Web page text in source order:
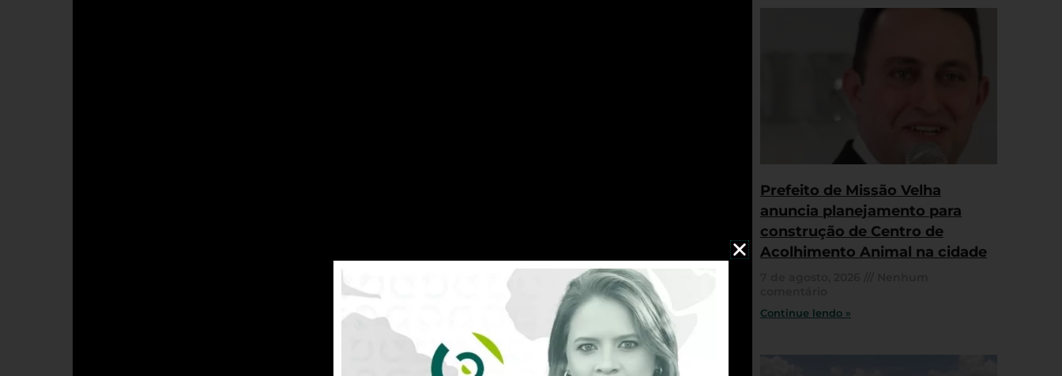
Prefeito de Missão Velha
anuncia planejamento para
construção de Centro de
Acolhimento Animal na cidade
Continue lendo »